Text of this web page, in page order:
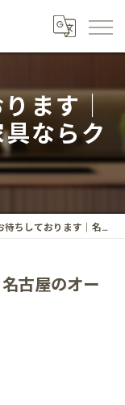
ます｜
ならク
おります｜名古屋のオーダー家具ならクラフト
古屋のオー